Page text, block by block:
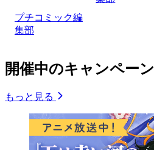
プチコミック編
集部
開催中のキャンペーン
もっと見る